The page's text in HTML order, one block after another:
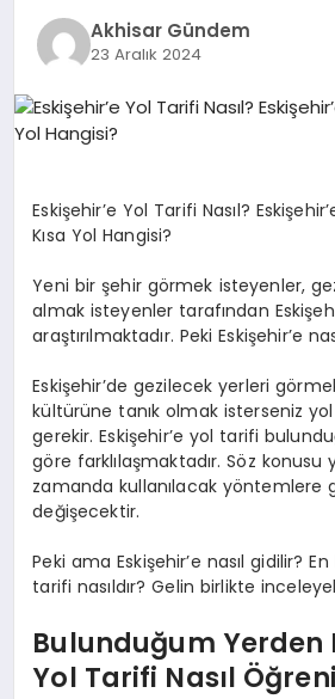
Akhisar Gündem
23 Aralık 2024
Eskişehir’e Yol Tarifi Nasıl?
Kısa Yol Hangisi?
Yeni bir şehir görmek isteyenler,
almak isteyenler tarafından
araştırılmaktadır. Peki Eskişehir’e
Eskişehir’de gezilecek yerleri
kültürüne tanık olmak isterseniz
gerekir. Eskişehir’e yol tarifi
göre farklılaşmaktadır. Söz konusu
zamanda kullanılacak yöntemlere
değişecektir.
Peki ama Eskişehir’e nasıl gidilir? En
tarifi nasıldır? Gelin birlikte
Bulunduğum Yerden
Yol Tarifi Nasıl